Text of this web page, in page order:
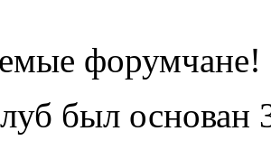
форумчане!
был основан